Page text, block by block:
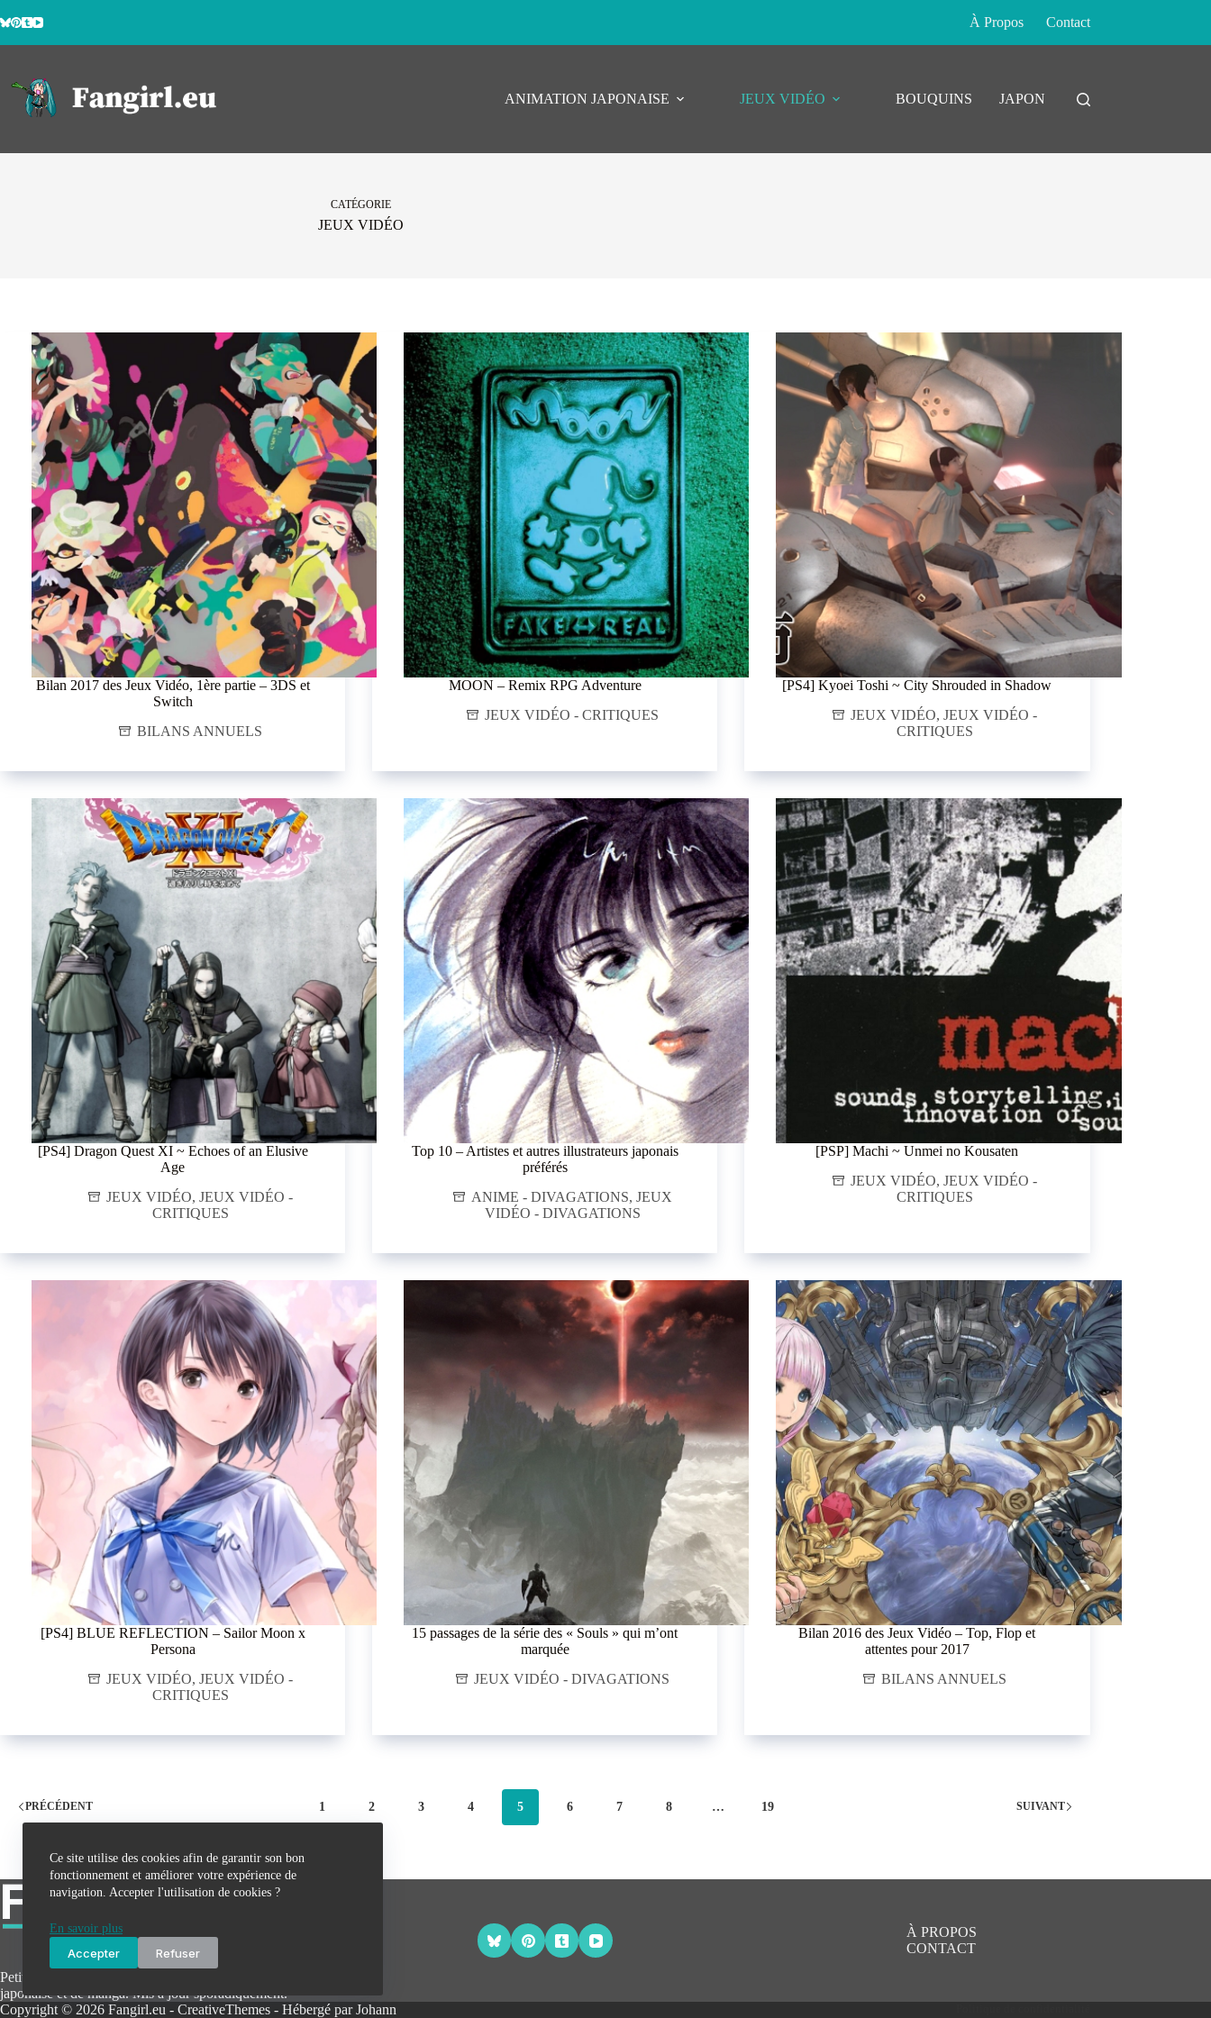
au
Ce site utilise des cookies afin de garantir son bon
fonctionnement et améliorer votre expérience de
navigation. Accepter l'utilisation de cookies ?
En savoir plus
Accepter Refuser
À Propos Contact
ANIMATION JAPONAISE JEUX VIDÉO BOUQUINS JAPON
CATÉGORIE
JEUX VIDÉO
Bilan 2017 des Jeux Vidéo, 1ère partie – 3DS et
Switch
BILANS ANNUELS
MOON – Remix RPG Adventure
JEUX VIDÉO - CRITIQUES
[PS4] Kyoei Toshi ~ City Shrouded in Shadow
JEUX VIDÉO,JEUX VIDÉO -
CRITIQUES
[PS4] Dragon Quest XI ~ Echoes of an Elusive
Age
JEUX VIDÉO,JEUX VIDÉO -
CRITIQUES
Top 10 – Artistes et autres illustrateurs japonais
préférés
ANIME - DIVAGATIONS,JEUX
VIDÉO - DIVAGATIONS
[PSP] Machi ~ Unmei no Kousaten
JEUX VIDÉO,JEUX VIDÉO -
CRITIQUES
[PS4] BLUE REFLECTION – Sailor Moon x
Persona
JEUX VIDÉO,JEUX VIDÉO -
CRITIQUES
15 passages de la série des « Souls » qui m’ont
marquée
JEUX VIDÉO - DIVAGATIONS
Bilan 2016 des Jeux Vidéo – Top, Flop et
attentes pour 2017
BILANS ANNUELS
PRÉCÉDENT 1 2 3 4 5 6 7 8 … 19 SUIVANT
Petit blog personnel qui parle de jeux vidéo, d'animation
japonaise et de manga. Mis à jour sporadiquement.
À PROPOS
CONTACT
Copyright © 2026 Fangirl.eu - CreativeThemes - Hébergé parJohann